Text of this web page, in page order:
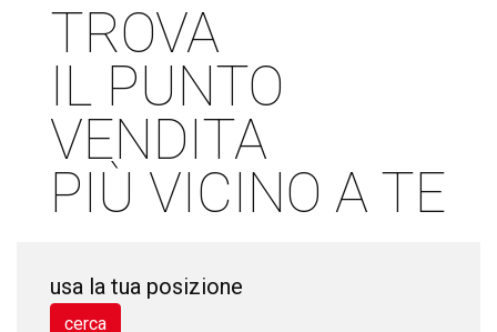
TROVA
IL PUNTO
VENDITA
PIÙ VICINO A TE
usa la tua posizione